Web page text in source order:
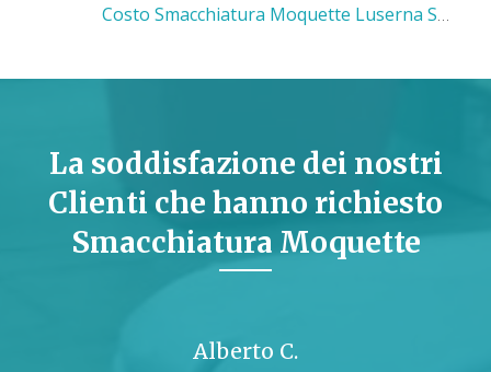
Costo Smacchiatura Moquette Luserna San Giovanni
La soddisfazione dei nostri
Clienti che hanno richiesto
Smacchiatura Moquette
Alberto C.